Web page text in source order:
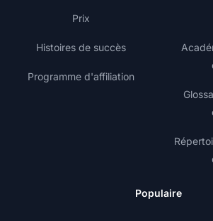
Prix
Histoires de succès
Programme d'affiliation
Populaire